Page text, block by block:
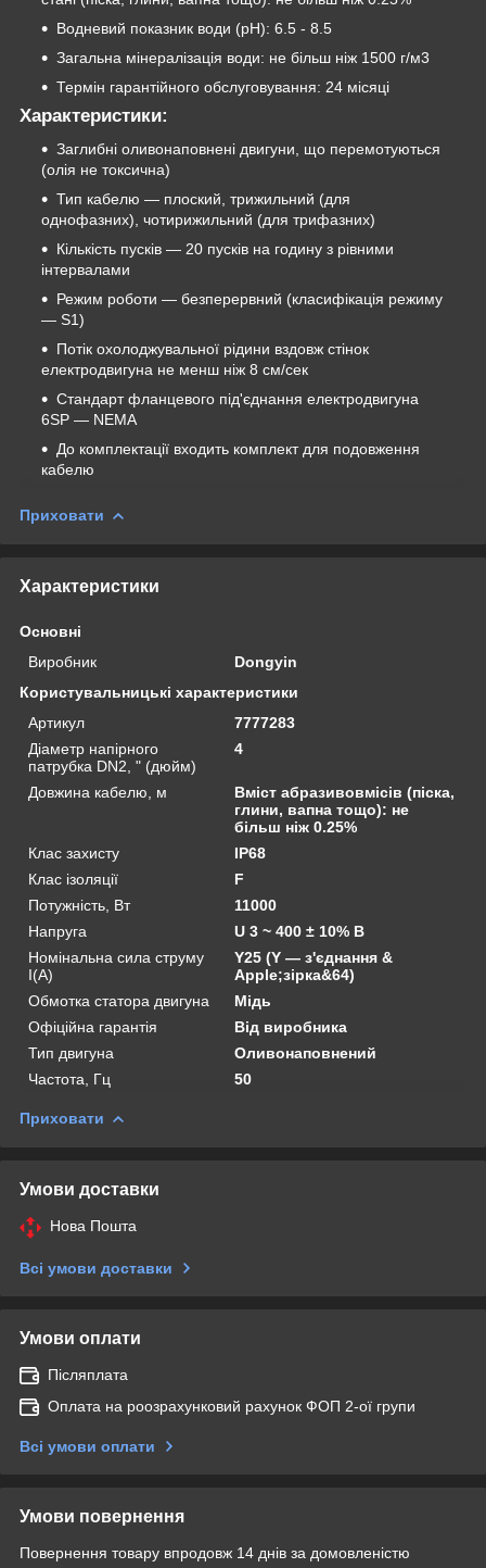
Водневий показник води (рН): 6.5 - 8.5
Загальна мінералізація води: не більш ніж 1500 г/м3
Термін гарантійного обслуговування: 24 місяці
Характеристики:
Заглибні оливонаповнені двигуни, що перемотуються
(олія не токсична)
Тип кабелю — плоский, трижильний (для
однофазних), чотирижильний (для трифазних)
Кількість пусків — 20 пусків на годину з рівними
інтервалами
Режим роботи — безперервний (класифікація режиму
— S1)
Потік охолоджувальної рідини вздовж стінок
електродвигуна не менш ніж 8 см/сек
Стандарт фланцевого під'єднання електродвигуна
6SP — NEMA
До комплектації входить комплект для подовження
кабелю
Приховати
Характеристики
Основні
Виробник
Dongyin
Користувальницькі характеристики
Артикул
7777283
Діаметр напірного
патрубка DN2, " (дюйм)
4
Довжина кабелю, м
Вміст абразивовмісів (піска,
глини, вапна тощо): не
більш ніж 0.25%
Клас захисту
IP68
Клас ізоляції
F
Потужність, Вт
11000
Напруга
U 3 ~ 400 ± 10% В
Номінальна сила струму
I(А)
Y25 (Y — з'єднання &
Apple;зірка&64)
Обмотка статора двигуна
Мідь
Офіційна гарантія
Від виробника
Тип двигуна
Оливонаповнений
Частота, Гц
50
Приховати
Умови доставки
Нова Пошта
Всі умови доставки
Умови оплати
Післяплата
Оплата на роозрахунковий рахунок ФОП 2-ої групи
Всі умови оплати
Умови повернення
Повернення товару впродовж 14 днів за домовленістю